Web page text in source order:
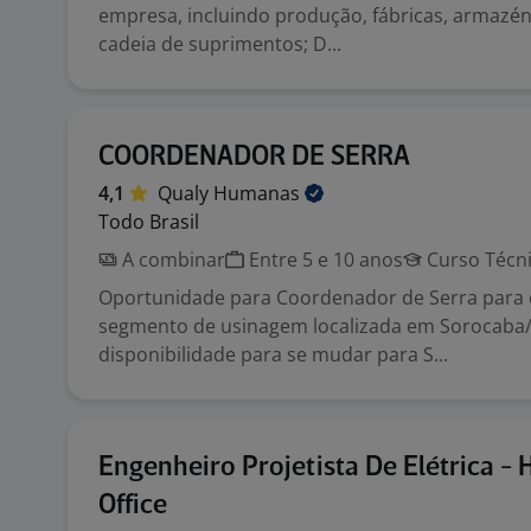
empresa, incluindo produção, fábricas,
cadeia de suprimentos; D...
COORDENADOR DE SERRA
4,1 Qualy Humanas
Todo Brasil
A combinar
Entre 5 e 10 anos Curso
Oportunidade para Coordenador de Serra para
segmento de usinagem localizada em
disponibilidade para se mudar para S...
Engenheiro Projetista De Elétrica -
Office